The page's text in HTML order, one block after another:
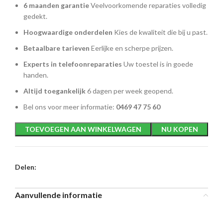
6 maanden garantieVeelvoorkomende reparaties volledig
gedekt.
Hoogwaardige onderdelen Kies de kwaliteit die bij u past.
Betaalbare tarieven Eerlijke en scherpe prijzen.
Experts in telefoonreparaties Uw toestel is in goede
handen.
Altijd toegankelijk6 dagen per week geopend.
Bel ons voor meer informatie: 0469 47 75 60
TOEVOEGEN AAN WINKELWAGEN NU KOPEN
Delen:
Aanvullende informatie